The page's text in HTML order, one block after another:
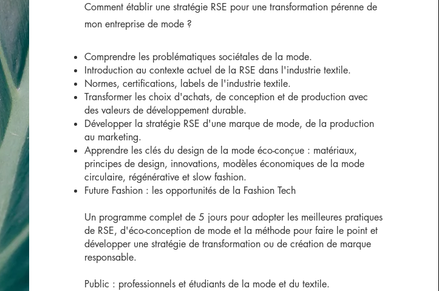
Comment établir une stratégie RSE pour une transformation pérenne de
mon entreprise de mode ?
Comprendre les problématiques sociétales de la mode.
Introduction au contexte actuel de la RSE dans l'industrie textile.
Normes, certifications, labels de l'industrie textile.
Transformer les choix d'achats, de conception et de production avec
des valeurs de développement durable.
Développer la stratégie RSE d'une marque de mode, de la production
au marketing.
Apprendre les clés du design de la mode éco-conçue : matériaux,
principes de design, innovations, modèles économiques de la mode
circulaire, régénérative et slow fashion.
Future Fashion : les opportunités de la Fashion Tech
Un programme complet de 5 jours pour adopter les meilleures pratiques
de RSE, d'éco-conception de mode et la méthode pour faire le point et
développer une stratégie de transformation ou de création de marque
responsable.
Public : professionnels et étudiants de la mode et du textile.